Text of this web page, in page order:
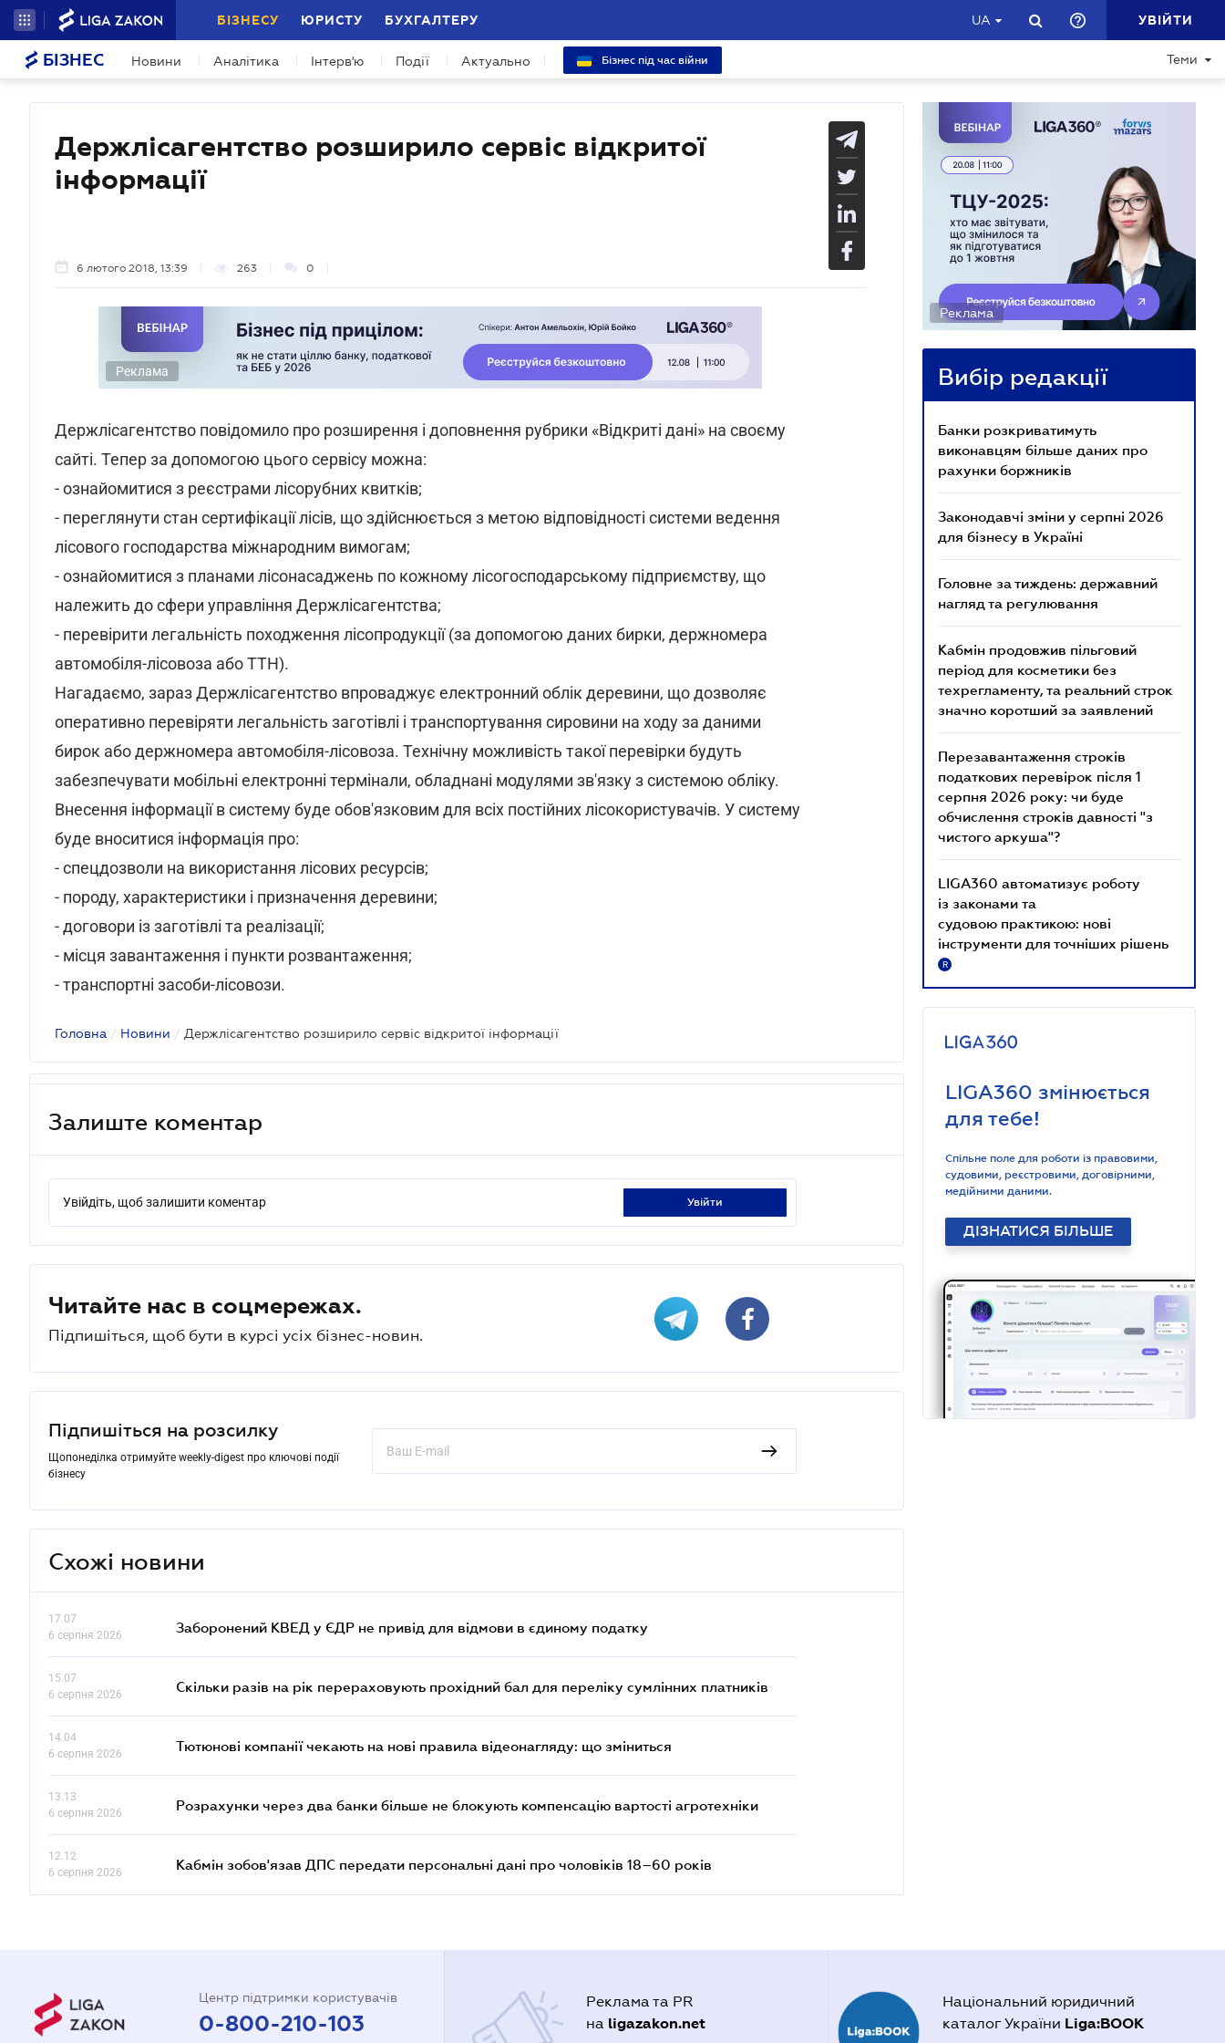
БІЗНЕСУ ЮРИСТУ БУХГАЛТЕРУ UA УВІЙТИ
БІЗНЕС Новини Аналітика Інтерв'ю Події Актуально Бізнес під час війни Теми
Держлісагентство розширило сервіс відкритої
інформації
6 лютого 2018, 13:39 263 0
Реклама
Держлісагентство повідомило про розширення і доповнення рубрики «Відкриті дані» на своєму
сайті. Тепер за допомогою цього сервісу можна:
- ознайомитися з реєстрами лісорубних квитків;
- переглянути стан сертифікації лісів, що здійснюється з метою відповідності системи ведення
лісового господарства міжнародним вимогам;
- ознайомитися з планами лісонасаджень по кожному лісогосподарському підприємству, що
належить до сфери управління Держлісагентства;
- перевірити легальність походження лісопродукції (за допомогою даних бирки, держномера
автомобіля-лісовоза або ТТН).
Нагадаємо, зараз Держлісагентство впроваджує електронний облік деревини, що дозволяє
оперативно перевіряти легальність заготівлі і транспортування сировини на ходу за даними
бирок або держномера автомобіля-лісовоза. Технічну можливість такої перевірки будуть
забезпечувати мобільні електронні термінали, обладнані модулями зв'язку з системою обліку.
Внесення інформації в систему буде обов'язковим для всіх постійних лісокористувачів. У систему
буде вноситися інформація про:
- спецдозволи на використання лісових ресурсів;
- породу, характеристики і призначення деревини;
- договори із заготівлі та реалізації;
- місця завантаження і пункти розвантаження;
- транспортні засоби-лісовози.
Головна / Новини / Держлісагентство розширило сервіс відкритої інформації
Залиште коментар
Увійдіть, щоб залишити коментар увійти
Читайте нас в соцмережах.
Підпишіться, щоб бути в курсі усіх бізнес-новин.
Підпишіться на розсилку
Щопонеділка отримуйте weekly-digest про ключові події
бізнесу
Схожі новини
17.07
6 серпня 2026
Заборонений КВЕД у ЄДР не привід для відмови в єдиному податку
15.07
6 серпня 2026
Скільки разів на рік перераховують прохідний бал для переліку сумлінних платників
14.04
6 серпня 2026
Тютюнові компанії чекають на нові правила відеонагляду: що зміниться
13.13
6 серпня 2026
Розрахунки через два банки більше не блокують компенсацію вартості агротехніки
12.12
6 серпня 2026
Кабмін зобов'язав ДПС передати персональні дані про чоловіків 18–60 років
Реклама
Вибір редакції
Банки розкриватимуть
виконавцям більше даних про
рахунки боржників
Законодавчі зміни у серпні 2026
для бізнесу в Україні
Головне за тиждень: державний
нагляд та регулювання
Кабмін продовжив пільговий
період для косметики без
техрегламенту, та реальний строк
значно коротший за заявлений
Перезавантаження строків
податкових перевірок після 1
серпня 2026 року: чи буде
обчислення строків давності "з
чистого аркуша"?
LIGA360 автоматизує роботу
із законами та
судовою практикою: нові
інструменти для точніших рішень
R
LIGA360 змінюється
для тебе!
Спільне поле для роботи із правовими,
судовими, реєстровими, договірними,
медійними даними.
ДІЗНАТИСЯ БІЛЬШЕ
Центр підтримки користувачів
0-800-210-103
Реклама та PR
на ligazakon.net
Національний юридичний
каталог України Liga:BOOK